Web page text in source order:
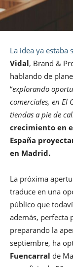
La idea ya estaba
Vidal, Brand &
hablando de
“explorando
comerciales, en El
tiendas a pie de
crecimiento en
España
en Madrid.
La próxima
traduce en una
público que
además, perfecta
preparando la
septiembre, ha
Fuencarral de